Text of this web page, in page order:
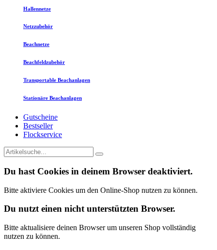
Hallennetze
Netzzubehör
Beachnetze
Beachfeldzubehör
Transportable Beachanlagen
Stationäre Beachanlagen
Gutscheine
Bestseller
Flockservice
Du hast Cookies in deinem Browser deaktiviert.
Bitte aktiviere Cookies um den Online-Shop nutzen zu können.
Du nutzt einen nicht unterstützten Browser.
Bitte aktualisiere deinen Browser um unseren Shop vollständig
nutzen zu können.